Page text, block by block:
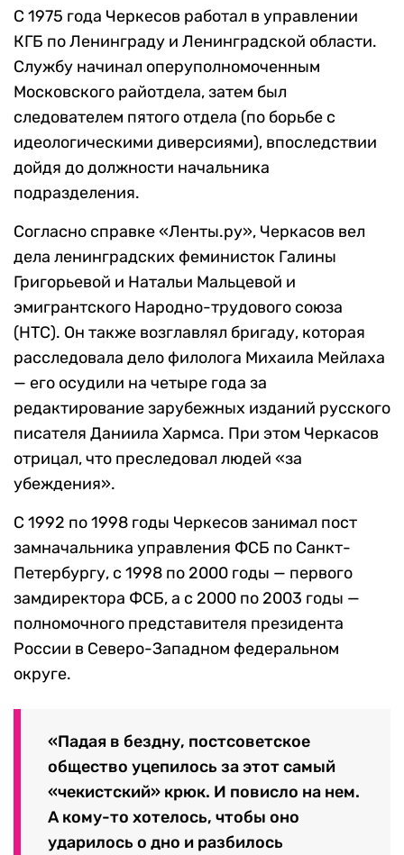
С 1975 года Черкесов работал в управлении
КГБ по Ленинграду и Ленинградской области.
Службу начинал оперуполномоченным
Московского райотдела, затем был
следователем пятого отдела (по борьбе с
идеологическими диверсиями), впоследствии
дойдя до должности начальника
подразделения.
Согласно справке «Ленты.ру», Черкасов вел
дела ленинградских феминисток Галины
Григорьевой и Натальи Мальцевой и
эмигрантского Народно-трудового союза
(НТС). Он также возглавлял бригаду, которая
расследовала дело филолога Михаила Мейлаха
— его осудили на четыре года за
редактирование зарубежных изданий русского
писателя Даниила Хармса. При этом Черкасов
отрицал, что преследовал людей «за
убеждения».
С 1992 по 1998 годы Черкесов занимал пост
замначальника управления ФСБ по Санкт-
Петербургу, с 1998 по 2000 годы — первого
замдиректора ФСБ, а с 2000 по 2003 годы —
полномочного представителя президента
России в Северо-Западном федеральном
округе.
«Падая в бездну, постсоветское
общество уцепилось за этот самый
«чекистский» крюк. И повисло на нем.
А кому-то хотелось, чтобы оно
ударилось о дно и разбилось